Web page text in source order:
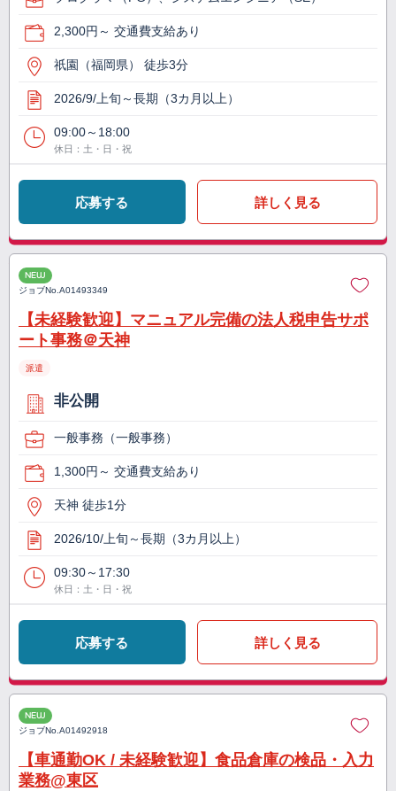
2,300円～ 交通費支給あり
祇園（福岡県） 徒歩3分
2026/9/上旬～長期（3カ月以上）
09:00～18:00
休日：土・日・祝
応募する 詳しく見る
NEW
ジョブNo.A01493349
【未経験歓迎】マニュアル完備の法人税申告サポ
ート事務＠天神
派遣
非公開
一般事務（一般事務）
1,300円～ 交通費支給あり
天神 徒歩1分
2026/10/上旬～長期（3カ月以上）
09:30～17:30
休日：土・日・祝
応募する 詳しく見る
NEW
ジョブNo.A01492918
【車通勤OK / 未経験歓迎】食品倉庫の検品・入力
業務@東区